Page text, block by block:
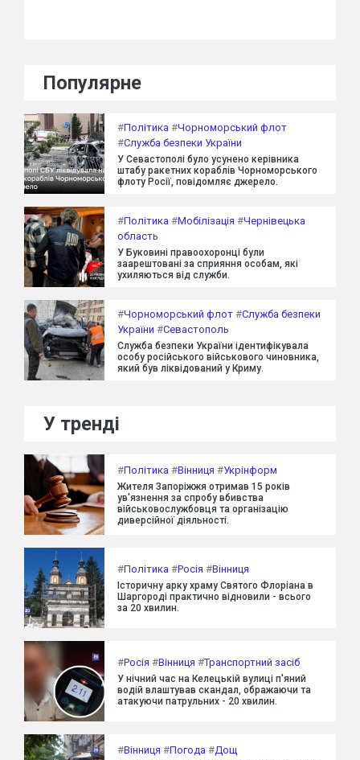
Популярне
#Політика #Чорноморський флот
#Служба безпеки України
У Севастополі було усунено керівника
штабу ракетних кораблів Чорноморського
флоту Росії, повідомляє джерело.
#Політика #Мобілізація #Чернівецька
область
У Буковині правоохоронці були
заарештовані за сприяння особам, які
ухиляються від служби.
#Чорноморський флот #Служба безпеки
України #Севастополь
Служба безпеки України ідентифікувала
особу російського військового чиновника,
який був ліквідований у Криму.
У тренді
#Політика #Вінниця #Укрінформ
Жителя Запоріжжя отримав 15 років
ув'язнення за спробу вбивства
військовослужбовця та організацію
диверсійної діяльності.
#Політика #Росія #Вінниця
Історичну арку храму Святого Флоріана в
Шаргороді практично відновили - всього
за 20 хвилин.
#Росія #Вінниця #Транспортний засіб
У нічний час на Келецькій вулиці п'яний
водій влаштував скандал, ображаючи та
атакуючи патрульних - 20 хвилин.
#Вінниця #Погода #Дощ